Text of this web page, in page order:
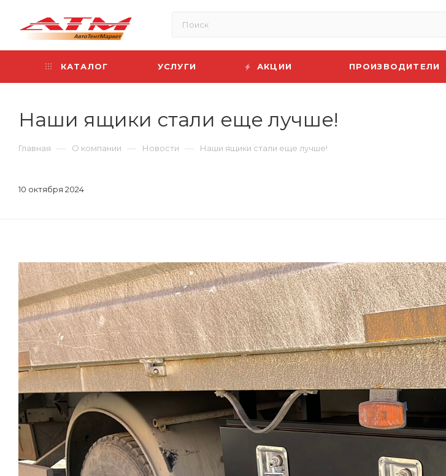
КАТАЛОГ УСЛУГИ АКЦИИ ПРОИЗВОДИТЕЛИ
Наши ящики стали еще лучше!
Главная — О компании — Новости — Наши ящики стали еще лучше!
10 октября 2024